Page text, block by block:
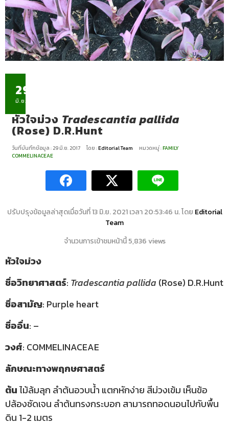
29
มิ.ย.
หัวใจม่วง Tradescantia pallida
(Rose) D.R.Hunt
วันที่บันทึกข้อมูล : 29 มิ.ย. 2017 โดย :Editorial Team หมวดหมู่ :FAMILY
COMMELINACEAE
ปรับปรุงข้อมูลล่าสุดเมื่อวันที่ 13 มิ.ย. 2021 เวลา 20:53:46 น. โดย Editorial
Team
จำนวนการเข้าชมหน้านี้ 5,836 views
หัวใจม่วง
ชื่อวิทยาศาสตร์: Tradescantia pallida (Rose) D.R.Hunt
ชื่อสามัญ: Purple heart
ชื่ออื่น: –
วงศ์: COMMELINACEAE
ลักษณะทางพฤกษศาสตร์
ต้นไม้ล้มลุก ลำต้นอวบน้ำ แตกหักง่าย สีม่วงเข้ม เห็นข้อ
ปล้องชัดเจน ลำต้นทรงกระบอก สามารถทอดนอนไปกับพื้น
ดิน 1-2 เมตร